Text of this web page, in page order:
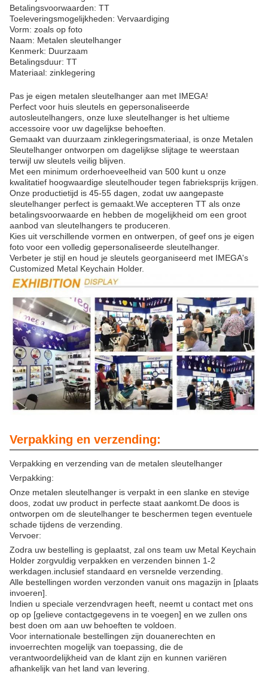
Betalingsvoorwaarden: TT
Toeleveringsmogelijkheden: Vervaardiging
Vorm: zoals op foto
Naam: Metalen sleutelhanger
Kenmerk: Duurzaam
Betalingsduur: TT
Materiaal: zinklegering
Pas je eigen metalen sleutelhanger aan met IMEGA!
Perfect voor huis sleutels en gepersonaliseerde
autosleutelhangers, onze luxe sleutelhanger is het ultieme
accessoire voor uw dagelijkse behoeften.
Gemaakt van duurzaam zinklegeringsmateriaal, is onze Metalen
Sleutelhanger ontworpen om dagelijkse slijtage te weerstaan
terwijl uw sleutels veilig blijven.
Met een minimum orderhoeveelheid van 500 kunt u onze
kwalitatief hoogwaardige sleutelhouder tegen fabrieksprijs krijgen.
Onze productietijd is 45-55 dagen, zodat uw aangepaste
sleutelhanger perfect is gemaakt.We accepteren TT als onze
betalingsvoorwaarde en hebben de mogelijkheid om een groot
aanbod van sleutelhangers te produceren.
Kies uit verschillende vormen en ontwerpen, of geef ons je eigen
foto voor een volledig gepersonaliseerde sleutelhanger.
Verbeter je stijl en houd je sleutels georganiseerd met IMEGA's
Customized Metal Keychain Holder.
Verpakking en verzending:
Verpakking en verzending van de metalen sleutelhanger
Verpakking:
Onze metalen sleutelhanger is verpakt in een slanke en stevige
doos, zodat uw product in perfecte staat aankomt.De doos is
ontworpen om de sleutelhanger te beschermen tegen eventuele
schade tijdens de verzending.
Vervoer:
Zodra uw bestelling is geplaatst, zal ons team uw Metal Keychain
Holder zorgvuldig verpakken en verzenden binnen 1-2
werkdagen.inclusief standaard en versnelde verzending.
Alle bestellingen worden verzonden vanuit ons magazijn in [plaats
invoeren].
Indien u speciale verzendvragen heeft, neemt u contact met ons
op op [gelieve contactgegevens in te voegen] en we zullen ons
best doen om aan uw behoeften te voldoen.
Voor internationale bestellingen zijn douanerechten en
invoerrechten mogelijk van toepassing, die de
verantwoordelijkheid van de klant zijn en kunnen variëren
afhankelijk van het land van levering.